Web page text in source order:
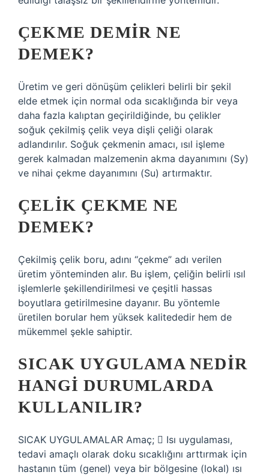
ÇEKME DEMIR NE
DEMEK?
Üretim ve geri dönüşüm çelikleri belirli bir şekil
elde etmek için normal oda sıcaklığında bir veya
daha fazla kalıptan geçirildiğinde, bu çelikler
soğuk çekilmiş çelik veya dişli çeliği olarak
adlandırılır. Soğuk çekmenin amacı, ısıl işleme
gerek kalmadan malzemenin akma dayanımını (Sy)
ve nihai çekme dayanımını (Su) artırmaktır.
ÇELIK ÇEKME NE
DEMEK?
Çekilmiş çelik boru, adını “çekme” adı verilen
üretim yönteminden alır. Bu işlem, çeliğin belirli ısıl
işlemlerle şekillendirilmesi ve çeşitli hassas
boyutlara getirilmesine dayanır. Bu yöntemle
üretilen borular hem yüksek kalitededir hem de
mükemmel şekle sahiptir.
SICAK UYGULAMA NEDIR
HANGI DURUMLARDA
KULLANILIR?
SICAK UYGULAMALAR Amaç;  Isı uygulaması,
tedavi amaçlı olarak doku sıcaklığını arttırmak için
hastanın tüm (genel) veya bir bölgesine (lokal) ısı